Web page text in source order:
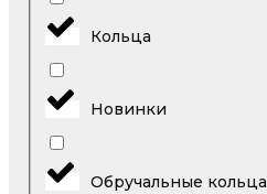
Кольца
Новинки
Обручальные кольца